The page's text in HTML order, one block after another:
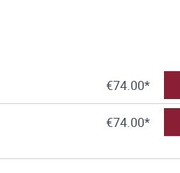
€74.00*
€74.00*